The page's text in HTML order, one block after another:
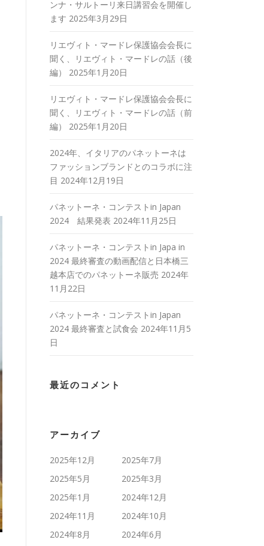
ンナ・サルトーリ来日講習会を開催し
ます 2025年3月29日
リエヴィト・マードレ保護協会会長に
聞く、リエヴィト・マードレの話（後
編）
2025年1月20日
リエヴィト・マードレ保護協会会長に
聞く、リエヴィト・マードレの話（前
編）
2025年1月20日
2024年、イタリアのパネットーネは
ファッションブランドとのコラボに注
目 2024年12月19日
パネットーネ・コンテストin Japan
2024 結果発表 2024年11月25日
パネットーネ・コンテストin Japa in
2024 最終審査の動画配信と日本橋三
越本店でのパネットーネ販売 2024年
11月22日
パネットーネ・コンテストin Japan
2024 最終審査と試食会 2024年11月5
日
最近のコメント
アーカイブ
2025年12月
2025年7月
2025年5月
2025年3月
2025年1月
2024年12月
2024年11月
2024年10月
2024年8月
2024年6月